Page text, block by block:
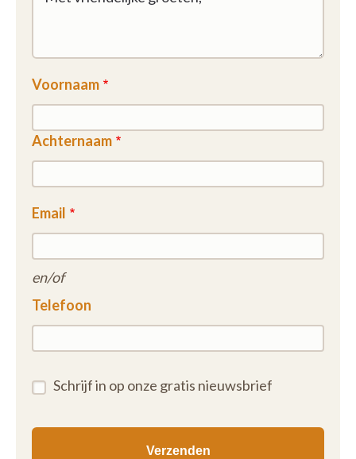
Voornaam
Achternaam
Email
en/of
Telefoon
Schrijf in op onze gratis nieuwsbrief